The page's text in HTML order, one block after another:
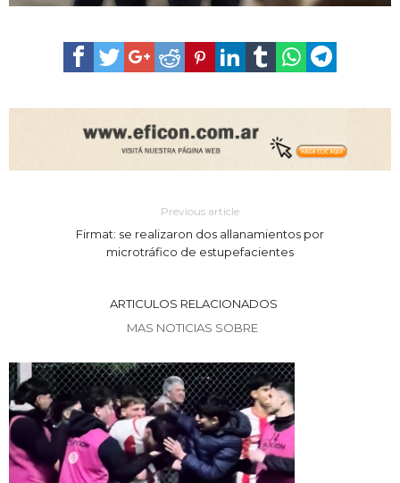
Previous article
Firmat: se realizaron dos allanamientos por
microtráfico de estupefacientes
ARTICULOS RELACIONADOS
MAS NOTICIAS SOBRE